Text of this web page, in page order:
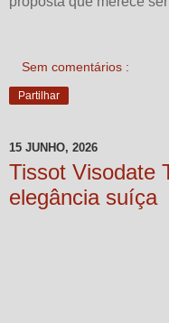
Sem comentários :
Partilhar
15 JUNHO, 2026
Tissot Visodate
elegância suíça